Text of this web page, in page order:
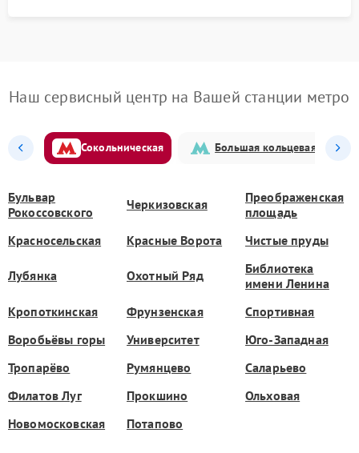
Наш сервисный центр на Вашей станции метро
Сокольническая Большая кольцевая
Бульвар
Рокоссовского
Черкизовская
Преображенская
площадь
Красносельская
Красные Ворота Чистые пруды
Лубянка Охотный Ряд
Библиотека
имени Ленина
Кропоткинская
Фрунзенская
Спортивная
Воробьёвы горы
Университет
Юго-Западная
Тропарёво
Румянцево
Саларьево
Филатов Луг
Прокшино
Ольховая
Новомосковская
Потапово